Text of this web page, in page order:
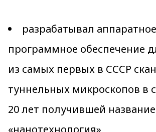
разрабатывал
программное обеспечение
из самых первых в СССР
туннельных микроскопов в
20 лет получившей название
«нанотехнология»